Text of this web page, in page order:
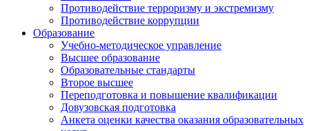
Противодействие терроризму и экстремизму
Противодействие коррупции
Образование
Учебно-методическое управление
Высшее образование
Образовательные стандарты
Второе высшее
Переподготовка и повышение квалификации
Довузовская подготовка
Анкета оценки качества оказания образовательных